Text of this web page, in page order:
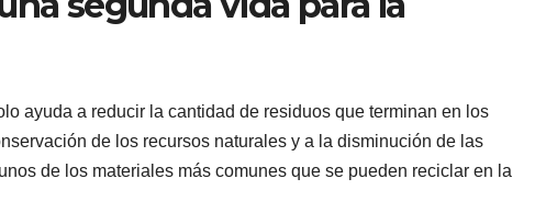
ayuda a reducir la cantidad de residuos que terminan en los
de los recursos naturales y a la disminución de las
de los materiales más comunes que se pueden reciclar en la